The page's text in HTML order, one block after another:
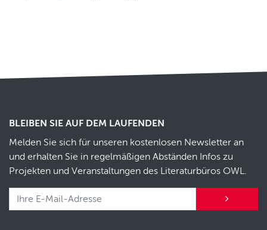
BLEIBEN SIE AUF DEM LAUFENDEN
Melden Sie sich für unseren kostenlosen Newsletter an
und erhalten Sie in regelmäßigen Abständen Infos zu
Projekten und Veranstaltungen des Literaturbüros OWL.